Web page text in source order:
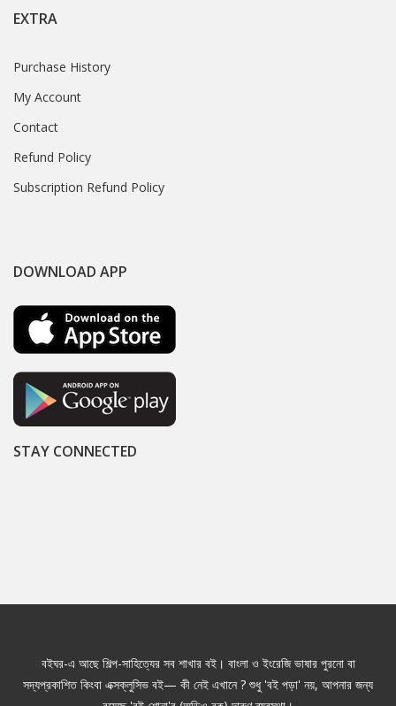
EXTRA
Purchase History
My Account
Contact
Refund Policy
Subscription Refund Policy
DOWNLOAD APP
STAY CONNECTED
বইঘর-এ আছে শিল্প-সাহিত্যের সব শাখার বই। বাংলা ও ইংরেজি ভাষার পুরনো বা
সদ্যপ্রকাশিত কিংবা এক্সক্লুসিভ বই— কী নেই এখানে ? শুধু 'বই পড়া' নয়, আপনার জন্য